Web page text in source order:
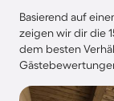
Basierend auf
zeigen wir dir die
dem besten